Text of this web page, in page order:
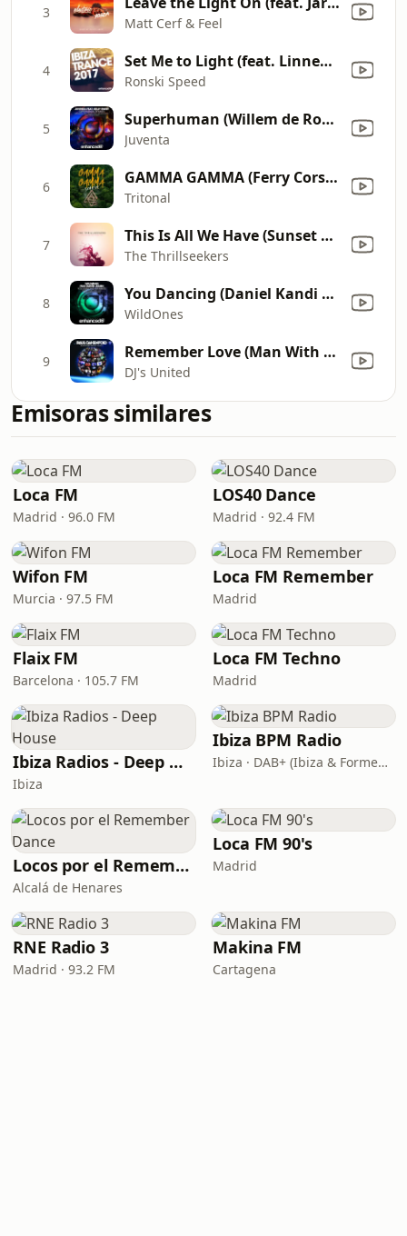
3
Matt Cerf & Feel
4 Set Me to Light (feat. Linnea Schossow) [Amir Hussain Remix]
Ronski Speed
5 Superhuman (Willem de Roo Remix) [feat. Kelly Sweet]
Juventa
6 GAMMA GAMMA (Ferry Corsten Radio Fix)
Tritonal
7 This Is All We Have (Sunset Mix (Extended))
The Thrillseekers
8 You Dancing (Daniel Kandi Remix) [feat. David Julien]
WildOnes
9 Remember Love (Man With No Name Remix)
DJ's United
Emisoras similares
Loca FM
Madrid · 96.0 FM
LOS40 Dance
Madrid · 92.4 FM
Wifon FM
Murcia · 97.5 FM
Loca FM Remember
Madrid
Flaix FM
Barcelona · 105.7 FM
Loca FM Techno
Madrid
Ibiza Radios - Deep House
Ibiza
Ibiza BPM Radio
Ibiza · DAB+ (Ibiza & Formentera, Madrid, Barcelona)
Locos por el Remember Dance
Alcalá de Henares
Loca FM 90's
Madrid
RNE Radio 3
Madrid · 93.2 FM
Makina FM
Cartagena